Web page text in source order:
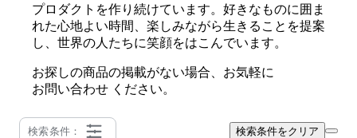
プロダクトを作り続けています。好きなものに囲ま
れた心地よい時間、楽しみながら生きることを提案
し、世界の人たちに笑顔をはこんでいます。
お探しの商品の掲載がない場合、お気軽に
お問い合わせ ください。
検索条件： 検索条件をクリア